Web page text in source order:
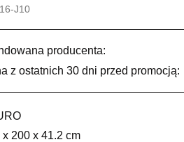
J10
producenta:
z ostatnich 30 dni przed promocją:
x 200 x 41.2 cm